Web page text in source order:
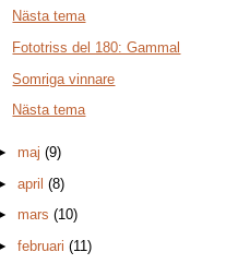
Nästa tema
Fototriss del 180: Gammal
Somriga vinnare
Nästa tema
maj (9)
april (8)
mars (10)
februari (11)